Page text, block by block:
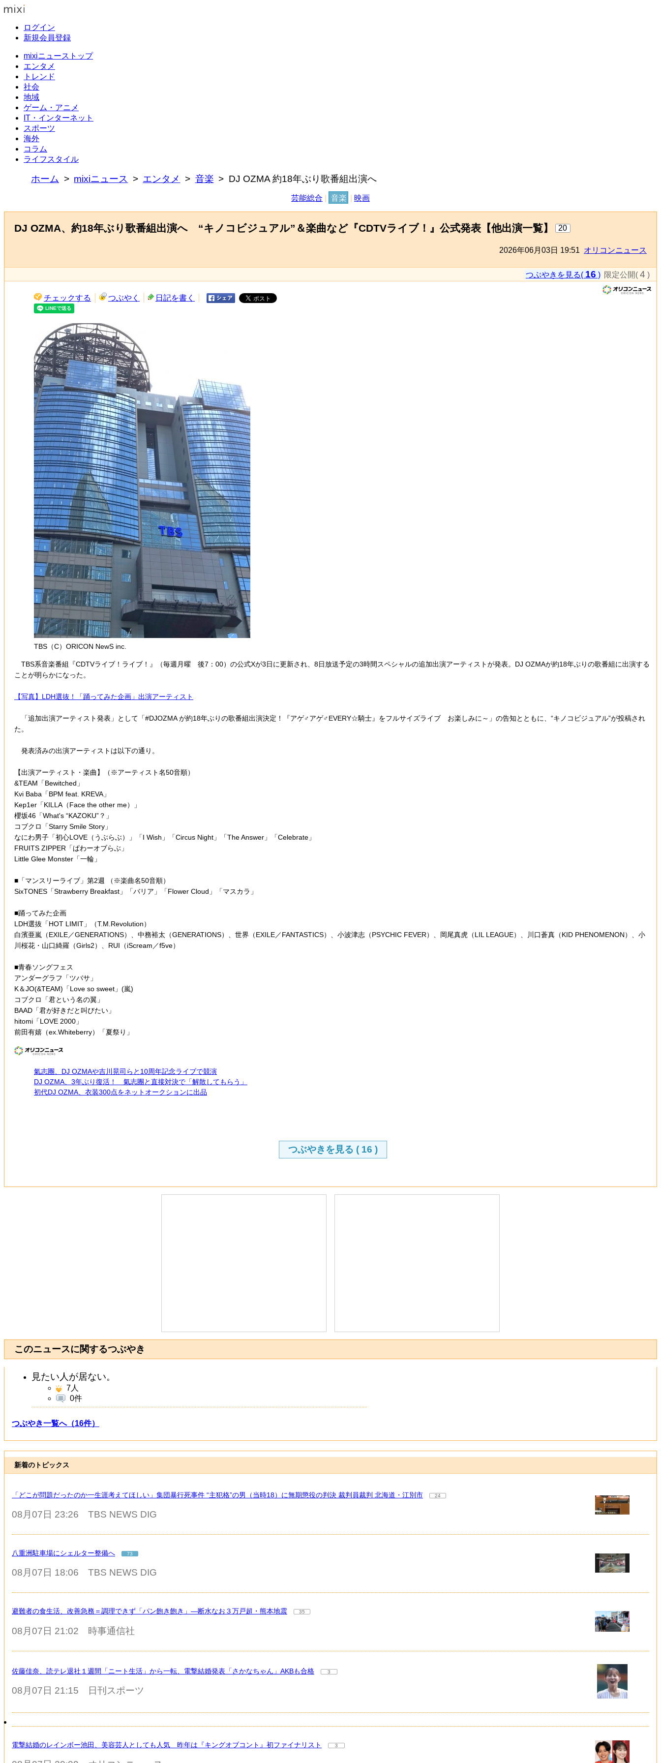
ログイン
新規会員登録
mixiニューストップ
エンタメ
トレンド
社会
地域
ゲーム・アニメ
IT・インターネット
スポーツ
海外
コラム
ライフスタイル
ホーム mixiニュース エンタメ 音楽 DJ OZMA 約18年ぶり歌番組出演へ
芸能総合 音楽 映画
DJ OZMA、約18年ぶり歌番組出演へ “キノコビジュアル”＆楽曲など『CDTVライブ！』公式発表【他出演一覧】 20
2026年06月03日 19:51 オリコンニュース
つぶやきを見る( 16 ) 限定公開( 4 )
チェックする つぶやく 日記を書く
TBS（C）ORICON NewS inc.
TBS系音楽番組『CDTVライブ！ライブ！』（毎週月曜 後7：00）の公式Xが3日に更新され、8日放送予定の3時間スペシャルの追加出演アーティストが発表。DJ OZMAが約18年ぶりの歌番組に出演する
ことが明らかになった。
【写真】LDH選抜！「踊ってみた企画」出演アーティスト
「追加出演アーティスト発表」として「#DJOZMA が約18年ぶりの歌番組出演決定！『アゲ♂アゲ♂EVERY☆騎士』をフルサイズライブ お楽しみに～」の告知とともに、“キノコビジュアル”が投稿され
た。
発表済みの出演アーティストは以下の通り。
【出演アーティスト・楽曲】（※アーティスト名50音順）
&TEAM「Bewitched」
Kvi Baba「BPM feat. KREVA」
Kep1er「KILLA（Face the other me）」
櫻坂46「What's “KAZOKU”？」
コブクロ「Starry Smile Story」
なにわ男子「初心LOVE（うぶらぶ）」「I Wish」「Circus Night」「The Answer」「Celebrate」
FRUITS ZIPPER「ぱわーオブらぶ」
Little Glee Monster「一輪」
■「マンスリーライブ」第2週 （※楽曲名50音順）
SixTONES「Strawberry Breakfast」「バリア」「Flower Cloud」「マスカラ」
■踊ってみた企画
LDH選抜「HOT LIMIT」（T.M.Revolution）
白濱亜嵐（EXILE／GENERATIONS）、中務裕太（GENERATIONS）、世界（EXILE／FANTASTICS）、小波津志（PSYCHIC FEVER）、岡尾真虎（LIL LEAGUE）、川口蒼真（KID PHENOMENON）、小
川桜花・山口綺羅（Girls2）、RUI（iScream／f5ve）
■青春ソングフェス
アンダーグラフ「ツバサ」
K＆JO(&TEAM)「Love so sweet」(嵐)
コブクロ「君という名の翼」
BAAD「君が好きだと叫びたい」
hitomi「LOVE 2000」
前田有嬉（ex.Whiteberry）「夏祭り」
氣志團、DJ OZMAや吉川晃司らと10周年記念ライブで競演
DJ OZMA、3年ぶり復活！ 氣志團と直接対決で「解散してもらう」
初代DJ OZMA、衣装300点をネットオークションに出品
つぶやきを見る ( 16 )
このニュースに関するつぶやき
見たい人が居ない。
7人
0件
つぶやき一覧へ（16件）
新着のトピックス
「どこが問題だったのか一生涯考えてほしい」集団暴行死事件 “主犯格”の男（当時18）に無期懲役の判決 裁判員裁判 北海道・江別市 24
08月07日 23:26 TBS NEWS DIG
八重洲駐車場にシェルター整備へ 73
08月07日 18:06 TBS NEWS DIG
避難者の食生活、改善急務＝調理できず「パン飽き飽き」―断水なお３万戸超・熊本地震 35
08月07日 21:02 時事通信社
佐藤佳奈、読テレ退社１週間「ニート生活」から一転、電撃結婚発表「さかなちゃん」AKBも合格 3
08月07日 21:15 日刊スポーツ
電撃結婚のレインボー池田、美容芸人としても人気 昨年は『キングオブコント』初ファイナリスト 3